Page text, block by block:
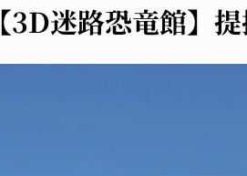
【3D迷路恐竜館】